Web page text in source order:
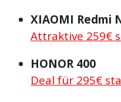
XIAOMI Redmi
Attraktive 259€
HONOR 400
Deal für 295€